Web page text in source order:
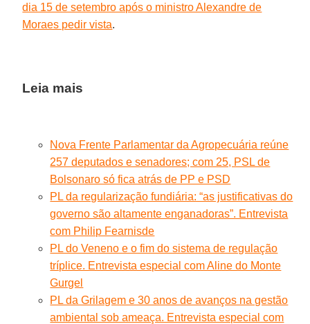
dia 15 de setembro após o ministro Alexandre de
Moraes pedir vista.
Leia mais
Nova Frente Parlamentar da Agropecuária reúne
257 deputados e senadores; com 25, PSL de
Bolsonaro só fica atrás de PP e PSD
PL da regularização fundiária: “as justificativas do
governo são altamente enganadoras”. Entrevista
com Philip Fearnisde
PL do Veneno e o fim do sistema de regulação
tríplice. Entrevista especial com Aline do Monte
Gurgel
PL da Grilagem e 30 anos de avanços na gestão
ambiental sob ameaça. Entrevista especial com